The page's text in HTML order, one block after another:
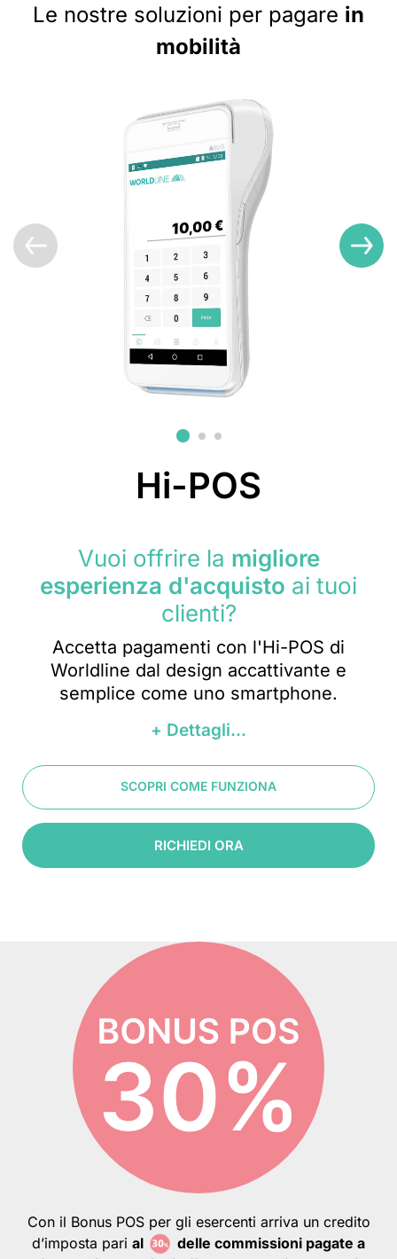
Le nostre soluzioni per pagare in
mobilità
Hi-POS
Vuoi offrire la migliore
esperienza d'acquisto ai tuoi
clienti?
Accetta pagamenti con l'Hi-POS di
Worldline dal design accattivante e
semplice come uno smartphone.
+ Dettagli...
SCOPRI COME FUNZIONA
RICHIEDI ORA
Con il Bonus POS per gli esercenti arriva un credito
d’imposta pari al
delle commissioni pagate a